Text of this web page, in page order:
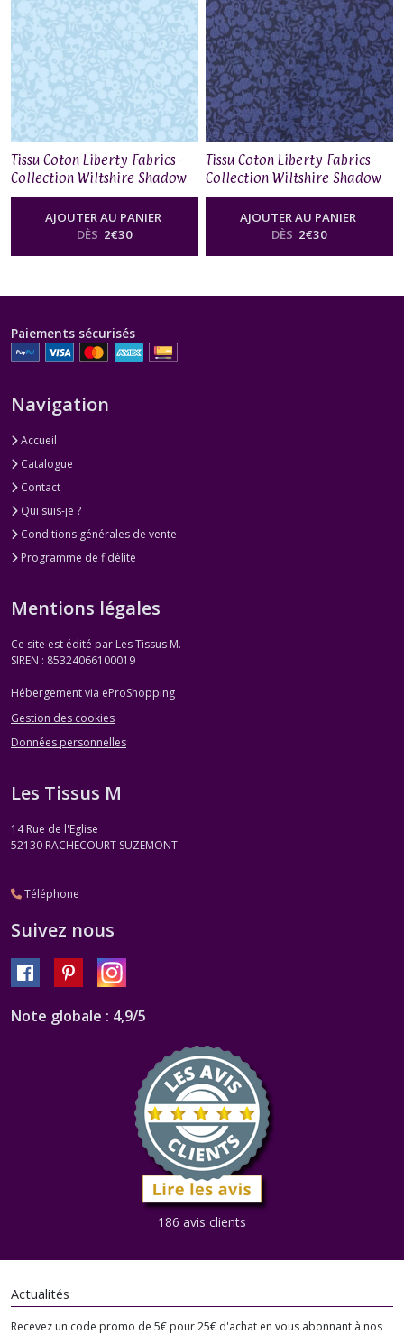
Tissu Coton Liberty Fabrics -
Collection Wiltshire Shadow -
Arctic
AJOUTER AU PANIER
DÈS 2€30
Tissu Coton Liberty Fabrics -
Collection Wiltshire Shadow
– Midnight Ink
AJOUTER AU PANIER
DÈS 2€30
Paiements sécurisés
Navigation
Accueil
Catalogue
Contact
Qui suis-je ?
Conditions générales de vente
Programme de fidélité
Mentions légales
Ce site est édité par Les Tissus M.
SIREN : 85324066100019
Hébergement via eProShopping
Gestion des cookies
Données personnelles
Les Tissus M
14 Rue de l'Eglise
52130 RACHECOURT SUZEMONT
Téléphone
Suivez nous
Note globale : 4,9/5
186 avis clients
Actualités
Recevez un code promo de 5€ pour 25€ d'achat en vous abonnant à nos